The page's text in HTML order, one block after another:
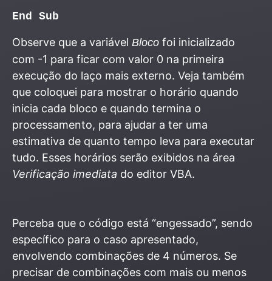
End Sub
Observe que a variável Bloco foi inicializado
com -1 para ficar com valor 0 na primeira
execução do laço mais externo. Veja também
que coloquei para mostrar o horário quando
inicia cada bloco e quando termina o
processamento, para ajudar a ter uma
estimativa de quanto tempo leva para executar
tudo. Esses horários serão exibidos na área
Verificação imediata do editor VBA.
Perceba que o código está “engessado”, sendo
específico para o caso apresentado,
envolvendo combinações de 4 números. Se
precisar de combinações com mais ou menos